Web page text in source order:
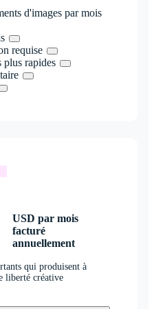
d'images par mois
requise
plus rapides
USD par mois
facturé
annuellement
qui produisent à
liberté créative